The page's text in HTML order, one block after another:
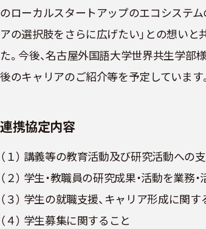
のローカルスタートアップのエコシステ
アの選択肢をさらに広げたい」との想いと
た。今後、名古屋外国語大学世界共生学部
後のキャリアのご紹介等を予定しています
連携協定内容
（１） 講義等の教育活動及び研究活動への
（２） 学生・教職員の研究成果・活動を業務
（３） 学生の就職支援、キャリア形成に関す
（４） 学生募集に関すること